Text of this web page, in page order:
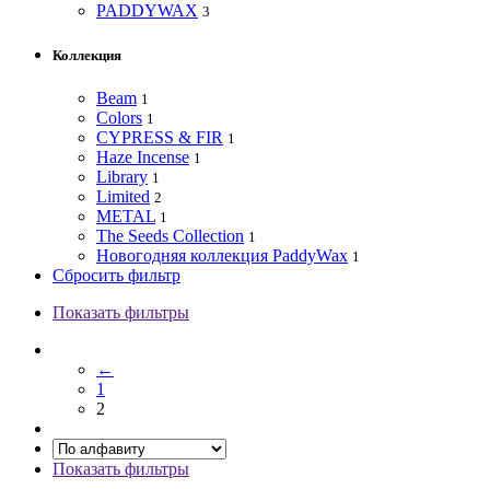
PADDYWAX 3
Коллекция
Beam 1
Colors 1
CYPRESS & FIR 1
Haze Incense 1
Library 1
Limited 2
METAL 1
The Seeds Collection 1
Новогодняя коллекция PaddyWax 1
Сбросить фильтр
Показать фильтры
←
1
2
Показать фильтры